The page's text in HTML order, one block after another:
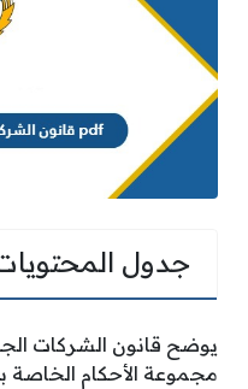
جدول
يوضح قانون الشركات
مجموعة الأحكام